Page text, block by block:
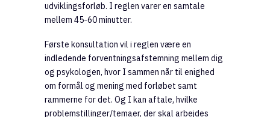
udviklingsforløb. I reglen varer en samtale
mellem 45-60 minutter.
Første konsultation vil i reglen være en
indledende forventningsafstemning mellem dig
og psykologen, hvor I sammen når til enighed
om formål og mening med forløbet samt
rammerne for det. Og I kan aftale, hvilke
problemstillinger/temaer, der skal arbejdes